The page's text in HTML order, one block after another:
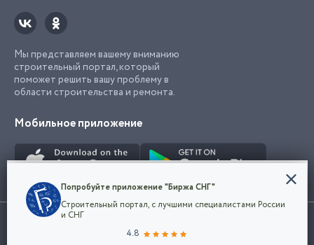
Мы представляем вашему вниманию
строительный портал, который
поможет решить вашу проблему в
области строительства и ремонта.
Мобильное приложение
Использование сайта, в том числе подача объявлений, означает
марки представленные на сайте являются собственностью их
Конфиденциальность
Мы используем файлы cookie, чтобы сделать
наш сайт удобным для каждого
Попробуйте приложение "Биржа СНГ"
Строительный портал, с лучшими специалистами России
и СНГ
4.8